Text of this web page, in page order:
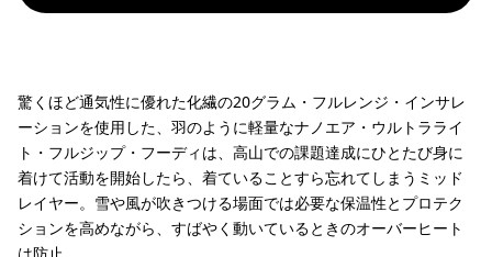
驚くほど通気性に優れた化繊の20グラム・フルレンジ・インサレ
ーションを使用した、羽のように軽量なナノエア・ウルトラライ
ト・フルジップ・フーディは、高山での課題達成にひとたび身に
着けて活動を開始したら、着ていることすら忘れてしまうミッド
レイヤー。雪や風が吹きつける場面では必要な保温性とプロテク
ションを高めながら、すばやく動いているときのオーバーヒート